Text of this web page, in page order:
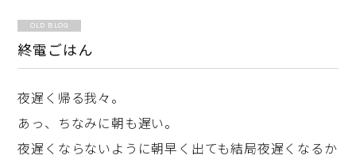
OLD BLOG
終電ごはん
夜遅く帰る我々。
あっ、ちなみに朝も遅い。
夜遅くならないように朝早く出ても結局夜遅くなるか